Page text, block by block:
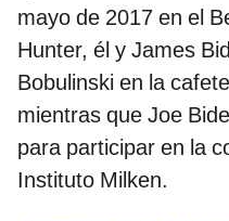
mayo de 2017 en el
Hunter, él y James
Bobulinski en la
mientras que Joe
para participar en la
Instituto Milken.